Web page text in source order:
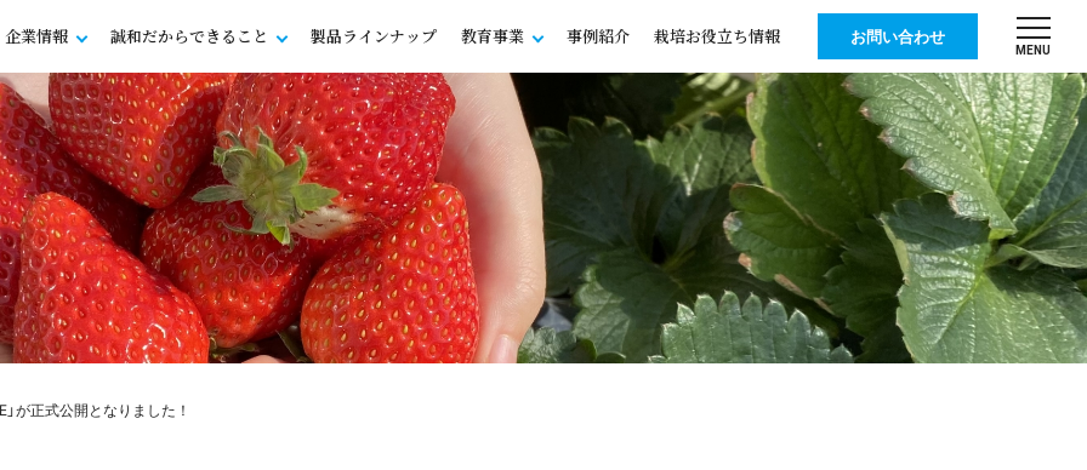
企業情報 誠和だからできること 製品ラインナップ 教育事業 事例紹介 栽培お役立ち情報 お問い合わせ
MENU
が正式公開となりました！